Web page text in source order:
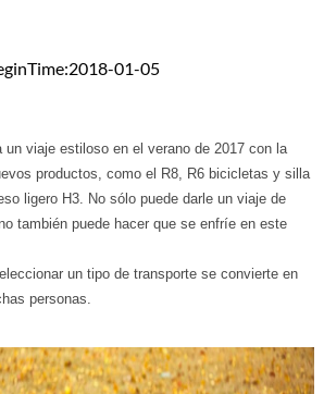
01-05
un viaje estiloso en el verano de 2017 con la
productos, como el R8, R6 bicicletas y silla
ligero H3. No sólo puede darle un viaje de
también puede hacer que se enfríe en este
un tipo de transporte se convierte en
personas.